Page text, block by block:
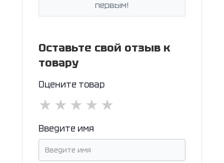
первым!
Оставьте свой отзыв к
товару
Оцените товар
★
★
★
★
★
Введите имя